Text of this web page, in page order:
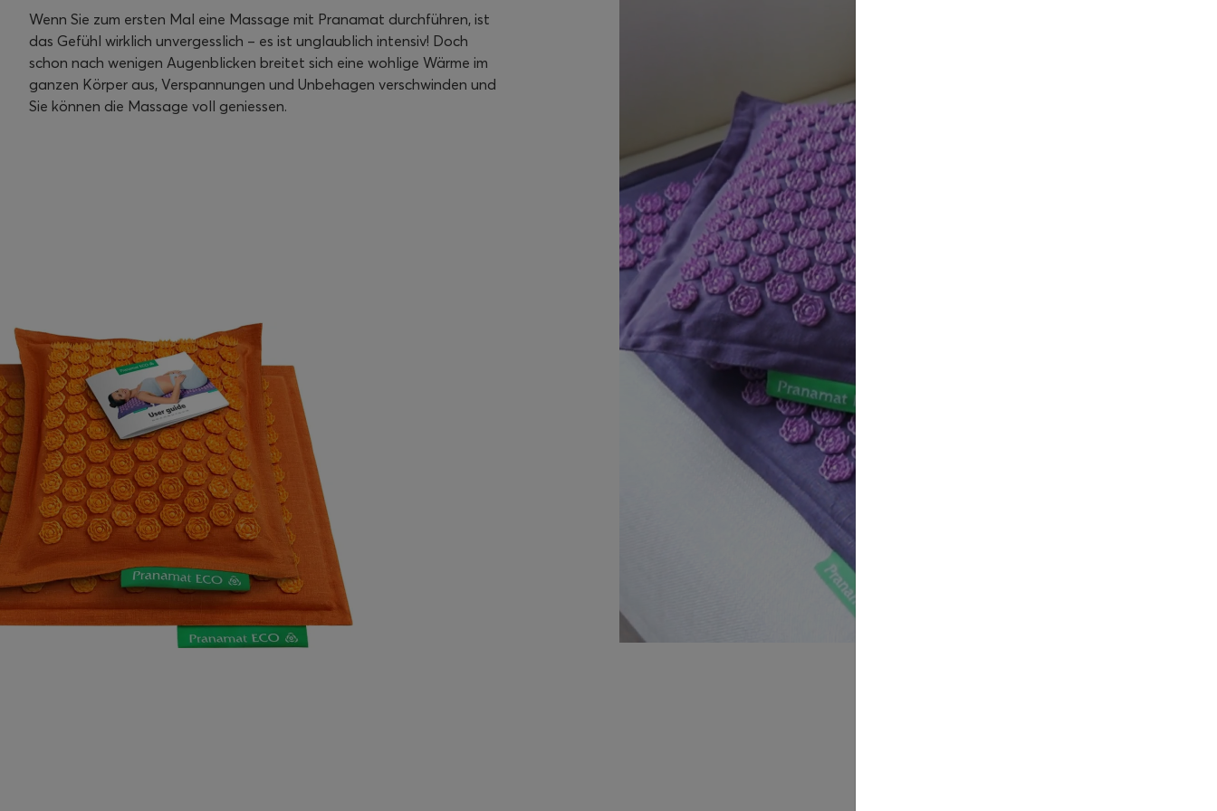
Wenn Sie zum ersten Mal eine Massage mit Pranamat durchführen, ist
das Gefühl wirklich unvergesslich – es ist unglaublich intensiv! Doch
schon nach wenigen Augenblicken breitet sich eine wohlige Wärme im
ganzen Körper aus, Verspannungen und Unbehagen verschwinden und
Sie können die Massage voll geniessen.